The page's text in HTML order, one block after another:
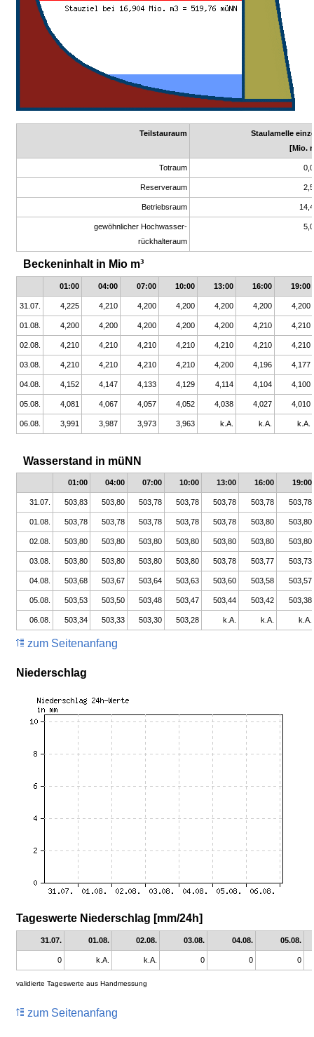
Teilstauraum
Staulamelle
[Mio.
Totraum
Reserveraum
Betriebsraum
gewöhnlicher Hochwasser-
rückhalteraum
Beckeninhalt in Mio m³
01:00 04:00 07:00 10:00 13:00 16:00 19:00
31.07. 4,225 4,210 4,200 4,200 4,200 4,200 4,200
01.08. 4,200 4,200 4,200 4,200 4,200 4,210 4,210
02.08. 4,210 4,210 4,210 4,210 4,210 4,210 4,210
03.08. 4,210 4,210 4,210 4,210 4,200 4,196 4,177
04.08. 4,152 4,147 4,133 4,129 4,114 4,104 4,100
05.08. 4,081 4,067 4,057 4,052 4,038 4,027 4,010
06.08. 3,991 3,987 3,973 3,963 k.A. k.A. k.A.
Wasserstand in müNN
01:00 04:00 07:00 10:00 13:00 16:00 19:00
31.07. 503,83 503,80 503,78 503,78 503,78 503,78 503,78
01.08. 503,78 503,78 503,78 503,78 503,78 503,80 503,80
02.08. 503,80 503,80 503,80 503,80 503,80 503,80 503,80
03.08. 503,80 503,80 503,80 503,80 503,78 503,77 503,73
04.08. 503,68 503,67 503,64 503,63 503,60 503,58 503,57
05.08. 503,53 503,50 503,48 503,47 503,44 503,42 503,38
06.08. 503,34 503,33 503,30 503,28 k.A. k.A. k.A.
zum Seitenanfang
Niederschlag
Tageswerte Niederschlag [mm/24h]
31.07. 01.08. 02.08. 03.08. 04.08. 05.08.
0 k.A. k.A. 0 0 0
validierte Tageswerte aus Handmessung
zum Seitenanfang